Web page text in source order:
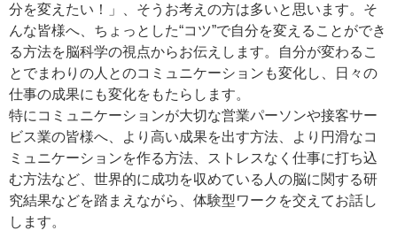
分を変えたい！」、そうお考えの方は多いと思います。そ
んな皆様へ、ちょっとした“コツ”で自分を変えることができ
る方法を脳科学の視点からお伝えします。自分が変わるこ
とでまわりの人とのコミュニケーションも変化し、日々の
仕事の成果にも変化をもたらします。
特にコミュニケーションが大切な営業パーソンや接客サー
ビス業の皆様へ、より高い成果を出す方法、より円滑なコ
ミュニケーションを作る方法、ストレスなく仕事に打ち込
む方法など、世界的に成功を収めている人の脳に関する研
究結果などを踏まえながら、体験型ワークを交えてお話し
します。